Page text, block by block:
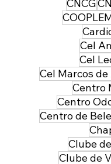
CNCG
Cel
Cel
Centro
Centro
Clube
Clube de